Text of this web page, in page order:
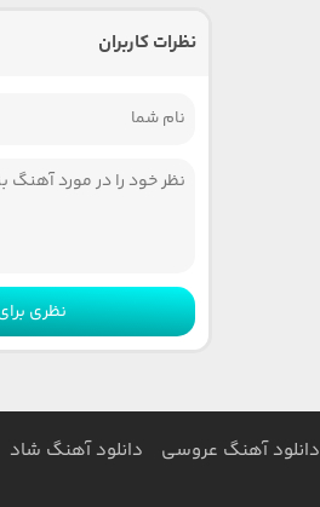
نظرات کاربران
نظری
دانلود آهنگ عروسی دانلود آهنگ شاد